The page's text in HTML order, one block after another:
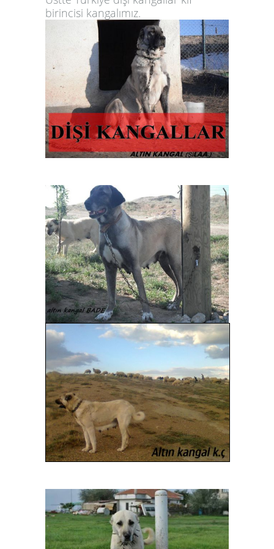
birincisi kangalımız.